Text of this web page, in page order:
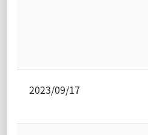
2023/09/17